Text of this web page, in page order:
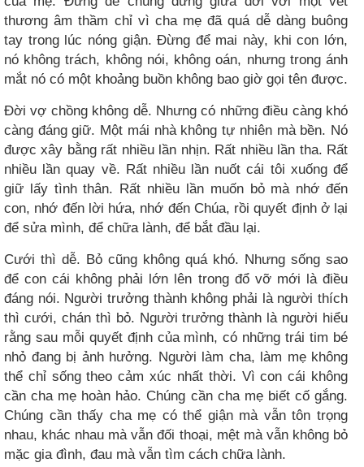
thương âm thầm chỉ vì cha mẹ đã quá dễ dàng buông
tay trong lúc nóng giận. Đừng để mai này, khi con lớn,
nó không trách, không nói, không oán, nhưng trong ánh
mắt nó có một khoảng buồn không bao giờ gọi tên được.
Đời vợ chồng không dễ. Nhưng có những điều càng khó
càng đáng giữ. Một mái nhà không tự nhiên mà bền. Nó
được xây bằng rất nhiều lần nhịn. Rất nhiều lần tha. Rất
nhiều lần quay về. Rất nhiều lần nuốt cái tôi xuống để
giữ lấy tình thân. Rất nhiều lần muốn bỏ mà nhớ đến
con, nhớ đến lời hứa, nhớ đến Chúa, rồi quyết định ở lại
để sửa mình, để chữa lành, để bắt đầu lại.
Cưới thì dễ. Bỏ cũng không quá khó. Nhưng sống sao
để con cái không phải lớn lên trong đổ vỡ mới là điều
đáng nói. Người trưởng thành không phải là người thích
thì cưới, chán thì bỏ. Người trưởng thành là người hiểu
rằng sau mỗi quyết định của mình, có những trái tim bé
nhỏ đang bị ảnh hưởng. Người làm cha, làm mẹ không
thể chỉ sống theo cảm xúc nhất thời. Vì con cái không
cần cha mẹ hoàn hảo. Chúng cần cha mẹ biết cố gắng.
Chúng cần thấy cha mẹ có thể giận mà vẫn tôn trọng
nhau, khác nhau mà vẫn đối thoại, mệt mà vẫn không bỏ
mặc gia đình, đau mà vẫn tìm cách chữa lành.